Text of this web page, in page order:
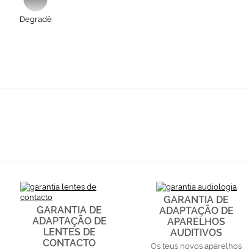
Degradê
GARANTIA DE
ADAPTAÇÃO DE
LENTES DE
CONTACTO
GARANTIA DE
ADAPTAÇÃO DE
APARELHOS
AUDITIVOS
Os teus novos aparelhos